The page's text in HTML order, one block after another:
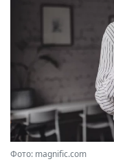
Фото: magnific.com